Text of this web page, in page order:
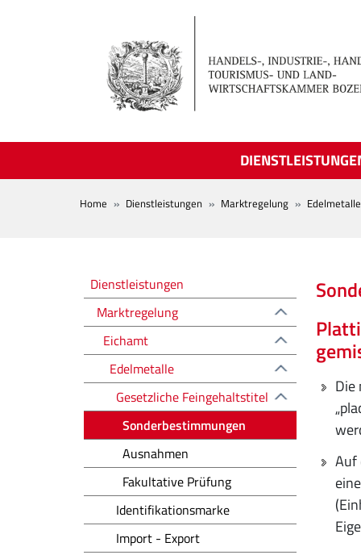
BREADCRUMB
Home Dienstleistungen Marktregelung Edelmetalle
Die
Auf
Regolazione del mercato
Dienstleistungen
Marktregelung
Eichamt
Edelmetalle
Gesetzliche Feingehaltstitel
Sonderbestimmungen
Ausnahmen
Fakultative Prüfung
Identifikationsmarke
Import - Export